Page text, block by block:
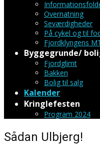
Overnatning
Seværdigheder
På cykel og til
Fjordklyngens
Byggegrunde/
Fjordglimt
Bakken
Bolig til salg
Kalender
Kringlefesten
Program 2024
Sådan Ulbjerg!